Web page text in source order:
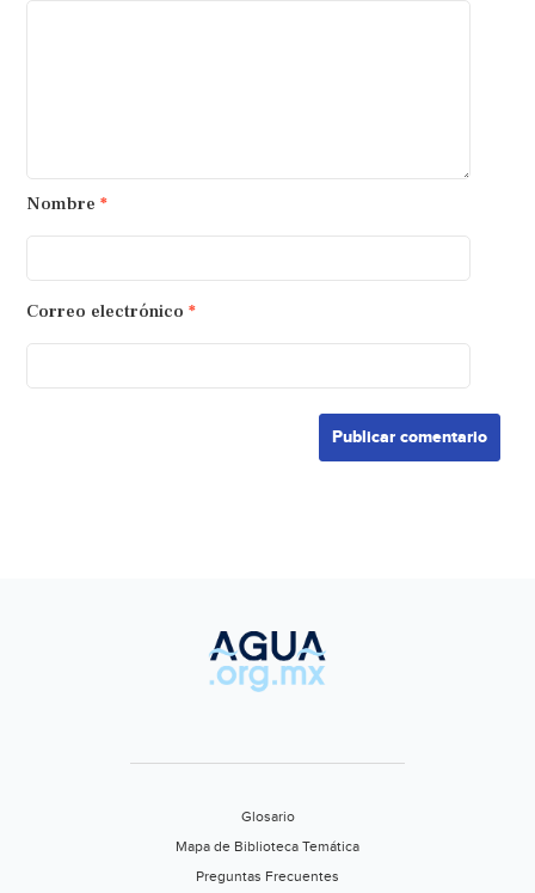
Nombre *
Correo electrónico *
Glosario
Mapa de Biblioteca Temática
Preguntas Frecuentes